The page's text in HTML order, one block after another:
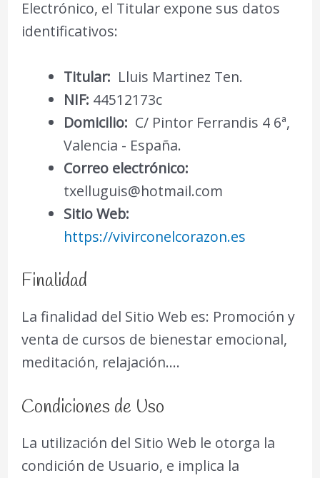
Electrónico, el Titular expone sus datos
identificativos:
Titular: Lluis Martinez Ten.
NIF: 44512173c
Domicilio: C/ Pintor Ferrandis 4 6ª,
Valencia - España.
Correo electrónico:
txelluguis@hotmail.com
Sitio Web:
https://vivirconelcorazon.es
Finalidad
La finalidad del Sitio Web es: Promoción y
venta de cursos de bienestar emocional,
meditación, relajación....
Condiciones de Uso
La utilización del Sitio Web le otorga la
condición de Usuario, e implica la